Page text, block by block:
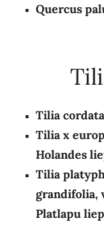
Quercus
Tilia
Tilia x
Holandes
Tilia
grandifolia,
Platlapu